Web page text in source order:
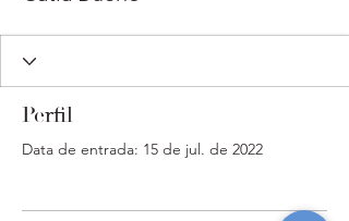
Perfil
Data de entrada: 15 de jul. de 2022